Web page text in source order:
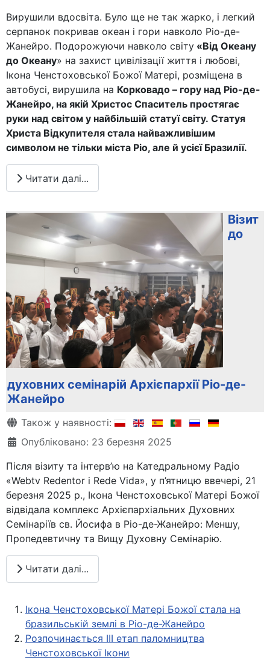
Вирушили вдосвіта. Було ще не так жарко, і легкий
серпанок покривав океан і гори навколо Ріо-де-
Жанейро. Подорожуючи навколо світу «Від Океану
до Океану» на захист цивілізації життя і любові,
Ікона Ченстоховської Божої Матері, розміщена в
автобусі, вирушила на Корковадо – гору над Ріо-де-
Жанейро, на якій Христос Спаситель простягає
руки над світом у найбільшій статуї світу. Статуя
Христа Відкупителя стала найважливішим
символом не тільки міста Ріо, але й усієї Бразилії.
Читати далі...
Візит
до
духовних семінарій Архієпархії Ріо-де-
Жанейро
Деталі
Також у наявності:
Опубліковано: 23 березня 2025
Після візиту та інтерв’ю на Катедральному Радіо
«Webtv Redentor i Rede Vida», у п’ятницю ввечері, 21
березня 2025 р., Ікона Ченстоховської Матері Божої
відвідала комплекс Архієпархіальних Духовних
Семінаріїв св. Йосифа в Ріо-де-Жанейро: Меншу,
Пропедевтичну та Вищу Духовну Семінарію.
Читати далі...
Ікона Ченстоховської Матері Божої стала на
бразильській землі в Ріо-де-Жанейро
Розпочинається III етап паломництва
Ченстоховської Ікони